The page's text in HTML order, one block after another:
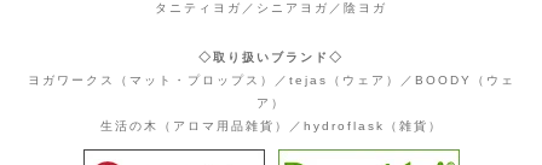
タニティヨガ／シニアヨガ／陰ヨガ
◇取り扱いブランド◇
ヨガワークス（マット・プロップス）／tejas（ウェア）／BOODY（ウェ
ア）
生活の木（アロマ用品雑貨）／hydroflask（雑貨）